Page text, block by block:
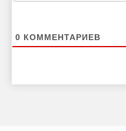
0 КОММЕНТАРИЕВ